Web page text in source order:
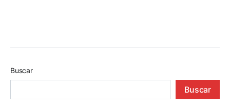
Buscar
Buscar